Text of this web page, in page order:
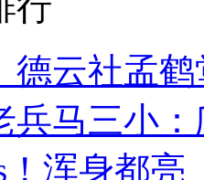
德云社孟
兵马三小
浑身都亮